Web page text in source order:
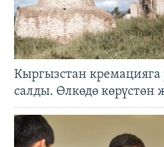
Кыргызстан
салды. Өлкөдө көрүстөн